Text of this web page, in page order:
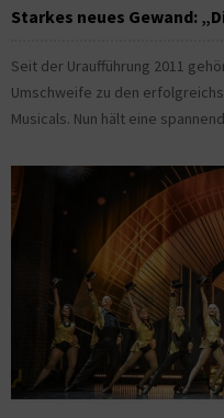
Starkes neues Gewand:
Seit der Uraufführung 2011
Umschweife zu den
Musicals. Nun hält eine